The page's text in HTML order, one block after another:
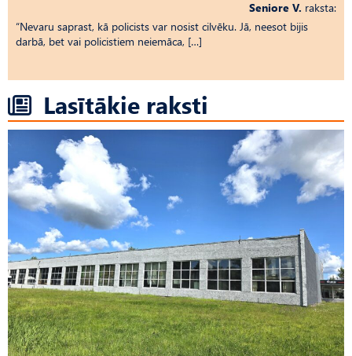
Seniore V. raksta:
“Nevaru saprast, kā policists var nosist cilvēku. Jā, neesot bijis
darbā, bet vai policistiem neiemāca, […]
Lasītākie raksti